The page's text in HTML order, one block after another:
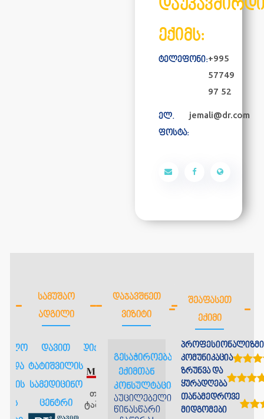
ექიმს:
ტელეფონი:+995
57749
97 52
ელ.
ფოსტა:
jemali@dr.com
ᲡᲐᲛᲣᲨᲐᲝ
ᲐᲓᲒᲘᲚᲘ
და
დავით
ტატიშვილის
სამედიცინო
ცენტრი
მედიქლაბჯორჯია
თბილისი,
ტაშკენტის ქ.
22ა
ღუდუშაურის
კლინიკა
ლუბლიანას
ᲓᲐᲯᲐᲕᲨᲜᲔᲗ
ᲕᲘᲖᲘᲢᲘ
გესაჭიროებათ
ექიმთან
კონსულტაცია?
აუცილებელია
წინასწარი
ᲨᲔᲐᲤᲐᲡᲔᲗ
ᲔᲥᲘᲛᲘ
პროფესიონალიზმი
კომუნიკაცია
ზრუნვა და
ყურადღება
თანამედროვე
მიდგომები